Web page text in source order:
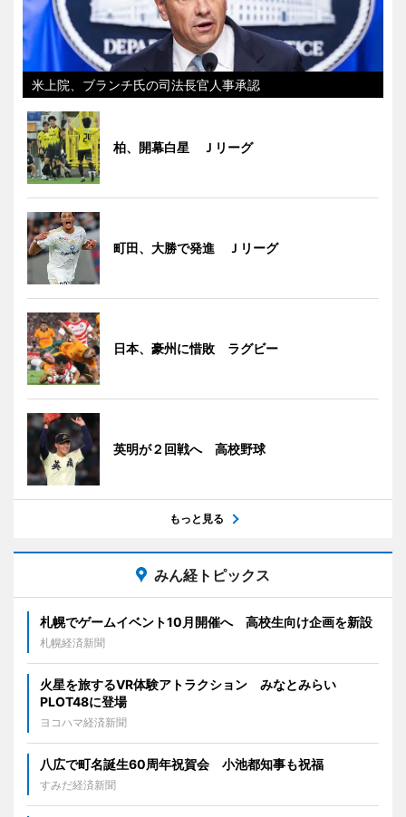
米上院、ブランチ氏の司法長官人事承認
柏、開幕白星 Ｊリーグ
町田、大勝で発進 Ｊリーグ
日本、豪州に惜敗 ラグビー
英明が２回戦へ 高校野球
もっと見る
みん経トピックス
札幌でゲームイベント10月開催へ 高校生向け企画を新設
札幌経済新聞
火星を旅するVR体験アトラクション みなとみらい
PLOT48に登場
ヨコハマ経済新聞
八広で町名誕生60周年祝賀会 小池都知事も祝福
すみだ経済新聞